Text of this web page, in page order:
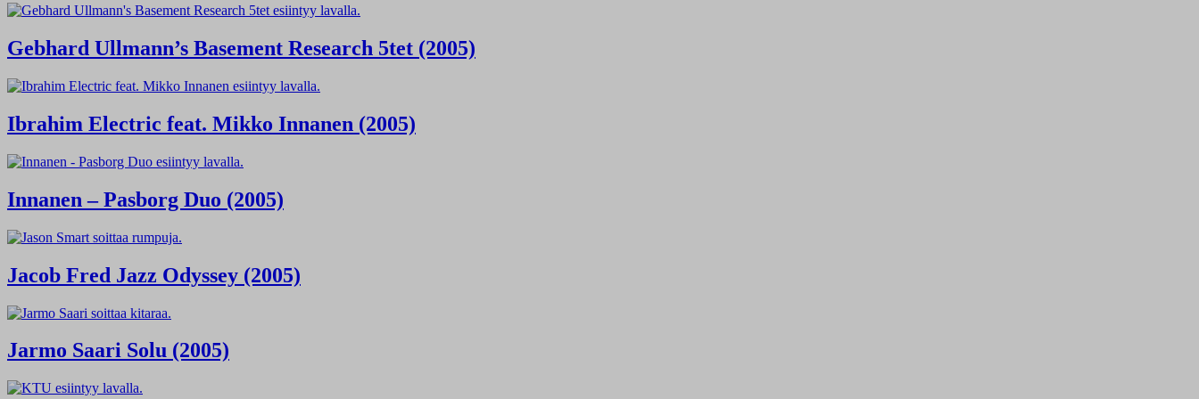
Gebhard Ullmann’s Basement Research 5tet (2005)
Ibrahim Electric feat. Mikko Innanen (2005)
Innanen – Pasborg Duo (2005)
Jacob Fred Jazz Odyssey (2005)
Jarmo Saari Solu (2005)